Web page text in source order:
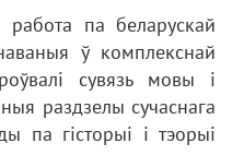
па беларускай
ў комплекснай
сувязь мовы і
раздзелы сучаснага
па гісторыі і тэорыі